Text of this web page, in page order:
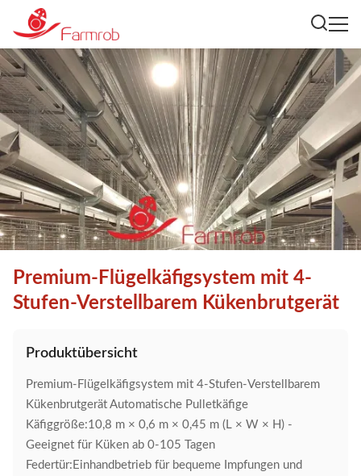
Premium-Flügelkäfigsystem mit 4-
Stufen-Verstellbarem Kükenbrutgerät
Produktübersicht
Premium-Flügelkäfigsystem mit 4-Stufen-Verstellbarem
Kükenbrutgerät Automatische Pulletkäfige
Käfiggröße:10,8 m × 0,6 m × 0,45 m (L × W × H) -
Geeignet für Küken ab 0-105 Tagen
Federtür:Einhandbetrieb für bequeme Impfungen und